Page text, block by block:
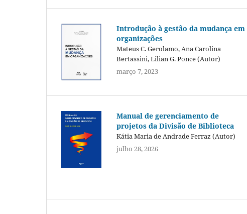
Introdução à gestão da mudança em
organizações
Mateus C. Gerolamo, Ana Carolina
Bertassini, Lilian G. Ponce (Autor)
março 7, 2023
Manual de gerenciamento de
projetos da Divisão de Biblioteca
Kátia Maria de Andrade Ferraz (Autor)
julho 28, 2026